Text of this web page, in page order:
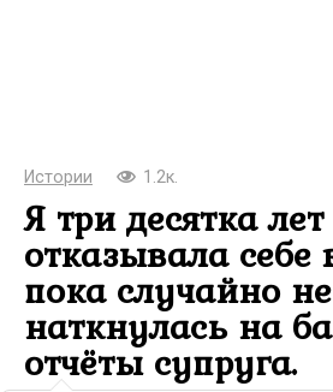
Истории 1.2к.
Я три десятка лет
отказывала себе
пока случайно не
наткнулась на
отчёты супруга.